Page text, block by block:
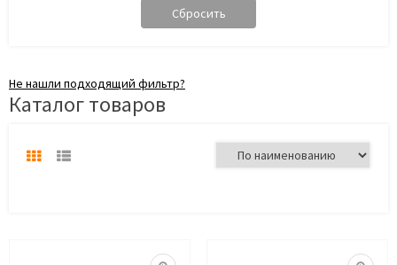
Не нашли подходящий фильтр?
Каталог товаров